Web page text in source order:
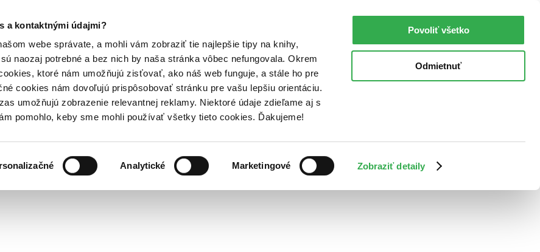
a kontaktnými údajmi?
webe správate, a mohli vám zobraziť tie najlepšie tipy na knihy,
naozaj potrebné a bez nich by naša stránka vôbec nefungovala. Okrem
ktoré nám umožňujú zisťovať, ako náš web funguje, a stále ho pre
cookies nám dovoľujú prispôsobovať stránku pre vašu lepšiu orientáciu.
umožňujú zobrazenie relevantnej reklamy. Niektoré údaje zdieľame aj s
pomohlo, keby sme mohli používať všetky tieto cookies. Ďakujeme!
Analytické Marketingové Zobraziť detaily
Povoliť všetko
Odmietnuť